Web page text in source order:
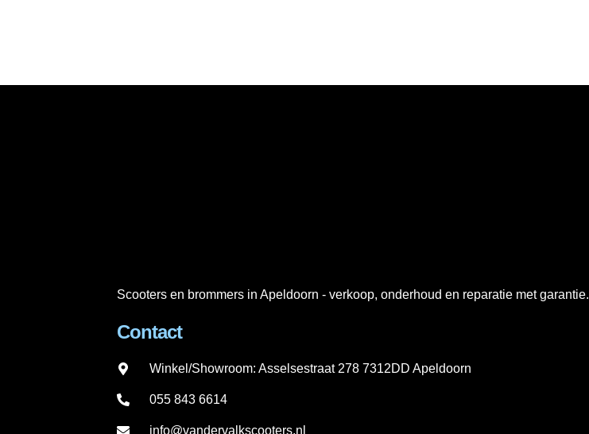
Scooters en brommers in Apeldoorn - verkoop, onderhoud en reparatie met garantie.
Contact
Winkel/Showroom: Asselsestraat 278 7312DD Apeldoorn
055 843 6614
info@vandervalkscooters.nl